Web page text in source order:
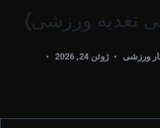
تغذیه ورزشی)
ورزشی ژوئن 24, 2026